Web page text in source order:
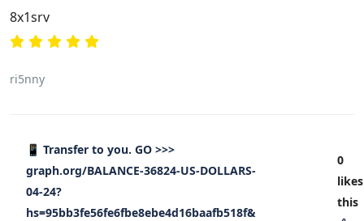
8x1srv
ri5nny
📱 Transfer to you. GO >>>
graph.org/BALANCE-36824-US-DOLLARS-
04-24?
hs=95bb3fe56fe6fbe8ebe4d16baafb518f&
0
likes
this